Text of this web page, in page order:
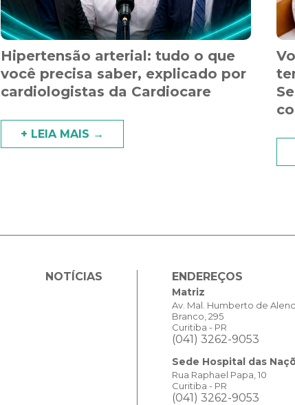
Hipertensão arterial: tudo o que
você precisa saber, explicado por
cardiologistas da Cardiocare
+ LEIA MAIS →
NOTÍCIAS ENDEREÇOS
Matriz
Av. Mal. Humberto de
Branco, 295
Curitiba - PR
(041) 3262-9053
Sede Hospital das
Rua Raphael Papa, 10
Curitiba - PR
(041) 3262-9053